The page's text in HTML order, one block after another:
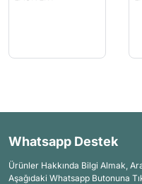
Whatsapp Destek
Ürünler Hakkında Bilgi Almak,
Aşağıdaki Whatsapp Butonuna